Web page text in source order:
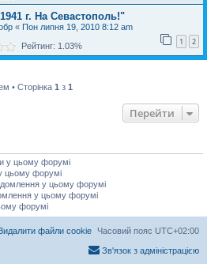
г. На Севастополь!"
« Пон липня 19, 2010 8:12 am
1 2
Рейтинг: 1.03%
• Сторінка 1 з 1
Перейти
у цьому форумі
цьому форумі
у цьому форумі
у цьому форумі
форумі
Часовий пояс UTC+02:00
файли cookie
Зв'язок з адміністрацією